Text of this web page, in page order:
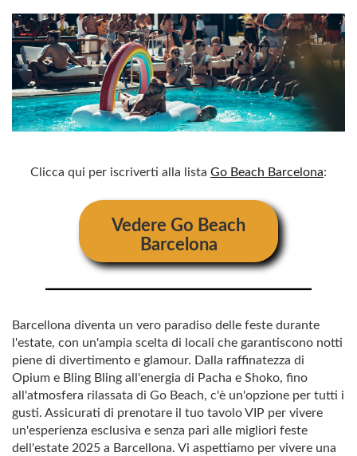
Clicca qui per iscriverti alla lista Go Beach Barcelona:
Vedere Go Beach
Barcelona
Barcellona diventa un vero paradiso delle feste durante
l'estate, con un'ampia scelta di locali che garantiscono notti
piene di divertimento e glamour. Dalla raffinatezza di
Opium e Bling Bling all'energia di Pacha e Shoko, fino
all'atmosfera rilassata di Go Beach, c'è un'opzione per tutti i
gusti. Assicurati di prenotare il tuo tavolo VIP per vivere
un'esperienza esclusiva e senza pari alle migliori feste
dell'estate 2025 a Barcellona. Vi aspettiamo per vivere una